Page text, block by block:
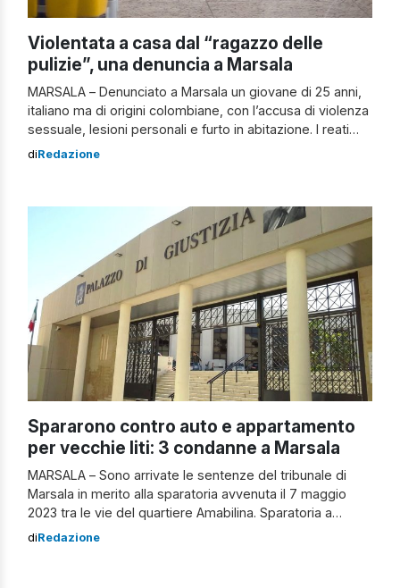
Violentata a casa dal “ragazzo delle
pulizie”, una denuncia a Marsala
MARSALA – Denunciato a Marsala un giovane di 25 anni,
italiano ma di origini colombiane, con l’accusa di violenza
sessuale, lesioni personali e furto in abitazione. I reati
sarebbero stati commessi ai danni di una donna di
verificato nella mattinata del […]
diRedazione
Spararono contro auto e appartamento
per vecchie liti: 3 condanne a Marsala
MARSALA – Sono arrivate le sentenze del tribunale di
Marsala in merito alla sparatoria avvenuta il 7 maggio
2023 tra le vie del quartiere Amabilina. Sparatoria a
Marsala: le sentenze Le condanne inflitte sono tre:
diRedazione